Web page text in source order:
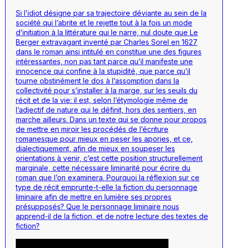
Si l’idiot désigne par sa trajectoire déviante au sein de la
société qui l’abrite et le rejette tout à la fois un mode
d’initiation à la littérature qui le narre, nul doute que Le
Berger extravagant inventé par Charles Sorel en 1627
dans le roman ainsi intitulé en constitue une des figures
intéressantes, non pas tant parce qu’il manifeste une
innocence qui confine à la stupidité, que parce qu’il
tourne obstinément le dos à l’assomption dans la
collectivité pour s’installer à la marge, sur les seuils du
récit et de la vie: il est, selon l’étymologie même de
l’adjectif de nature qui le définit, hors des sentiers, en
marche ailleurs. Dans un texte qui se donne pour propos
de mettre en miroir les procédés de l’écriture
romanesque pour mieux en peser les apories, et ce,
dialectiquement, afin de mieux en soupeser les
orientations à venir, c’est cette position structurellement
marginale, cette nécessaire liminarité pour écrire du
roman que l’on examinera. Pourquoi la réflexion sur ce
type de récit emprunte-t-elle la fiction du personnage
liminaire afin de mettre en lumière ses propres
présupposés? Que le personnage liminaire nous
apprend-il de la fiction, et de notre lecture des textes de
fiction?